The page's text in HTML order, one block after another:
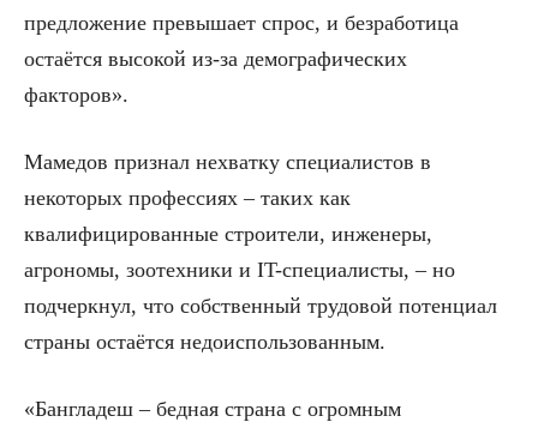
предложение превышает спрос, и безработица
остаётся высокой из-за демографических
факторов».
Мамедов признал нехватку специалистов в
некоторых профессиях – таких как
квалифицированные строители, инженеры,
агрономы, зоотехники и IT-специалисты, – но
подчеркнул, что собственный трудовой потенциал
страны остаётся недоиспользованным.
«Бангладеш – бедная страна с огромным